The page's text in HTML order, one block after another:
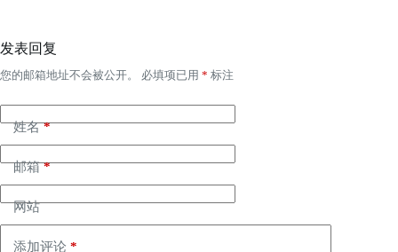
发表回复
您的邮箱地址不会被公开。 必填项已用 * 标注
姓名*
邮箱*
网站
添加评论 *